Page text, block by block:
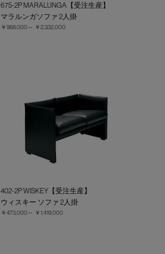
675-2P MARALUNGA【受注生産】
マラルンガソファ 2人掛
￥968,000～ ￥2,332,000
402-2P WISKEY【受注生産】
ウィスキー ソファ 2人掛
￥473,000～ ￥1,419,000